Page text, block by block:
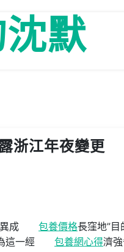
默
浙江年夜變更
成 包養價格長窪地”目
這一經 包養網心得濟